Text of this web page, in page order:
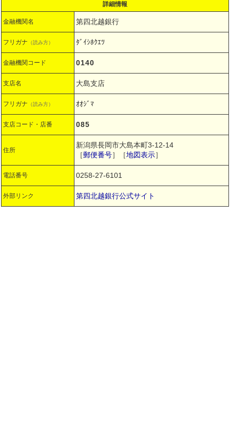
詳細情報
金融機関名 第四北越銀行
フリガナ （読み方） ﾀﾞｲｼﾎｸｴﾂ
金融機関コード 0140
支店名 大島支店
フリガナ （読み方） ｵｵｼﾞﾏ
支店コード・店番 085
住所
新潟県長岡市大島本町3-12-14
［郵便番号］［地図表示］
電話番号 0258-27-6101
外部リンク 第四北越銀行公式サイト